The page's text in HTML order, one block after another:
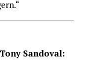
Tony Sandoval: